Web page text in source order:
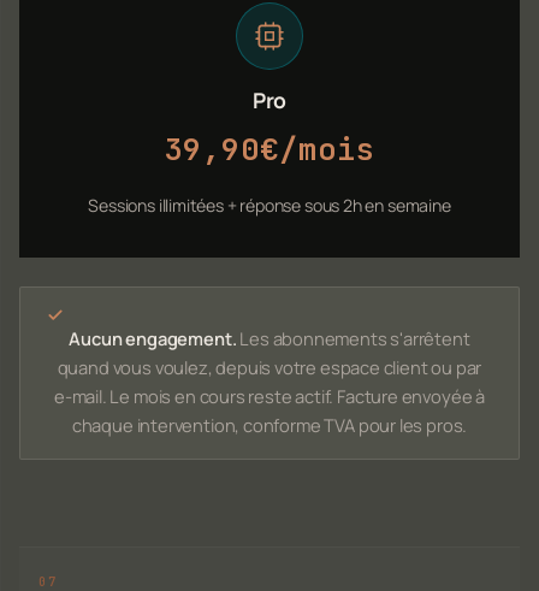
Pro
39,90€/mois
Sessions illimitées + réponse sous 2h en semaine
Aucun engagement. Les abonnements s'arrêtent
quand vous voulez, depuis votre espace client ou par
e-mail. Le mois en cours reste actif. Facture envoyée à
chaque intervention, conforme TVA pour les pros.